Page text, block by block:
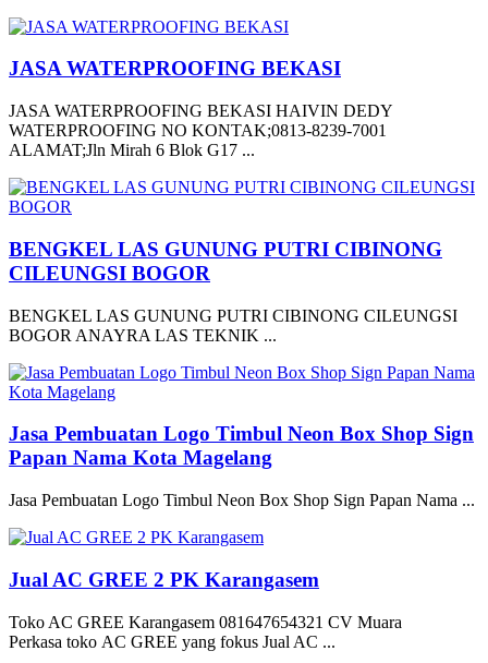
JASA WATERPROOFING BEKASI
JASA WATERPROOFING BEKASI HAIVIN DEDY
WATERPROOFING NO KONTAK;0813-8239-7001
ALAMAT;Jln Mirah 6 Blok G17 ...
BENGKEL LAS GUNUNG PUTRI CIBINONG
CILEUNGSI BOGOR
BENGKEL LAS GUNUNG PUTRI CIBINONG CILEUNGSI
BOGOR ANAYRA LAS TEKNIK ...
Jasa Pembuatan Logo Timbul Neon Box Shop Sign
Papan Nama Kota Magelang
Jasa Pembuatan Logo Timbul Neon Box Shop Sign Papan Nama ...
Jual AC GREE 2 PK Karangasem
Toko AC GREE Karangasem 081647654321 CV Muara
Perkasa toko AC GREE yang fokus Jual AC ...